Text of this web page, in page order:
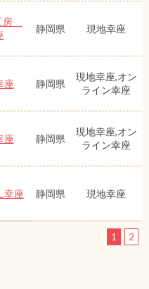
房
静岡県 現地幸座
座 静岡県
現地幸座,オン
ライン幸座
座 静岡県
現地幸座,オン
ライン幸座
幸座 静岡県 現地幸座
1 2